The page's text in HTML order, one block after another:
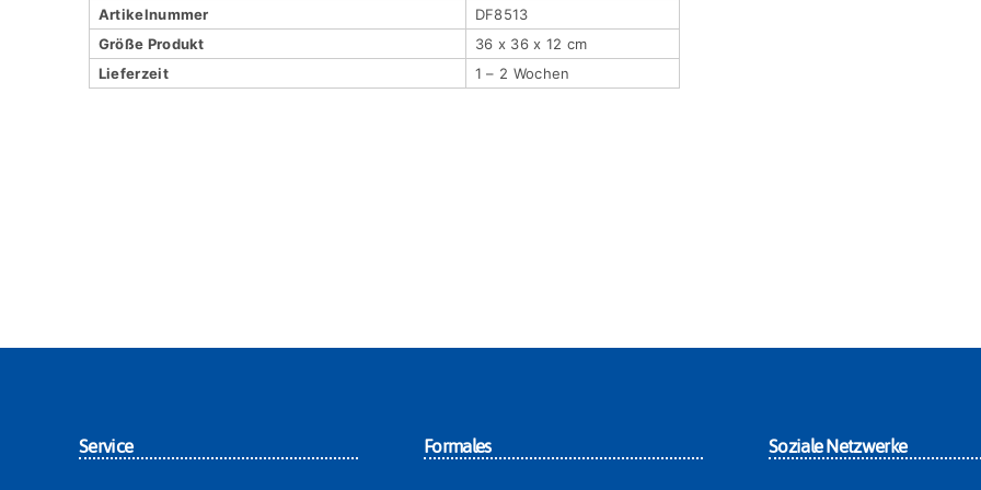
Artikel­nummer
DF8513
Größe Produkt
36 x 36 x 12 cm
Lieferzeit
1 – 2 Wochen
Service Formales Soziale Netzwerke